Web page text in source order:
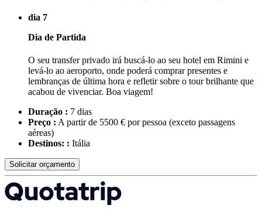
dia 7
Dia de Partida
O seu transfer privado irá buscá-lo ao seu hotel em Rimini e
levá-lo ao aeroporto, onde poderá comprar presentes e
lembranças de última hora e refletir sobre o tour brilhante que
acabou de vivenciar. Boa viagem!
Duração : 7 dias
Preço : A partir de 5500 € por pessoa (exceto passagens
aéreas)
Destinos: : Itália
Solicitar orçamento